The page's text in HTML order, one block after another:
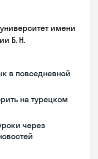
имени
Б. Н.
в повседневной
на турецком
через